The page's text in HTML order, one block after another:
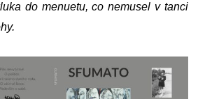
do menuetu, co nemusel v tanci